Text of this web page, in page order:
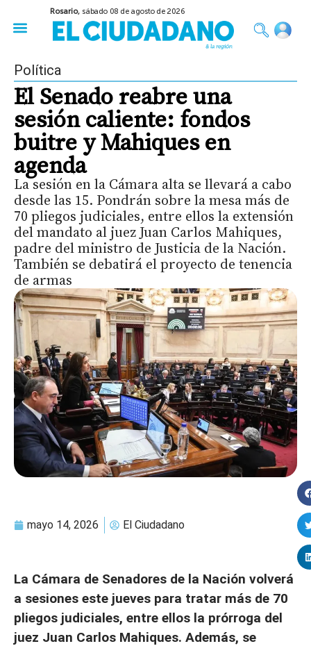
Rosario, sábado 08 de agosto de 2026
Política
El Senado reabre una
sesión caliente: fondos
buitre y Mahiques en
agenda
La sesión en la Cámara alta se llevará a cabo
desde las 15. Pondrán sobre la mesa más de
70 pliegos judiciales, entre ellos la extensión
del mandato al juez Juan Carlos Mahiques,
padre del ministro de Justicia de la Nación.
También se debatirá el proyecto de tenencia
de armas
mayo 14, 2026 El Ciudadano
La Cámara de Senadores de la Nación volverá
a sesiones este jueves para tratar más de 70
pliegos judiciales, entre ellos la prórroga del
juez Juan Carlos Mahiques. Además, se